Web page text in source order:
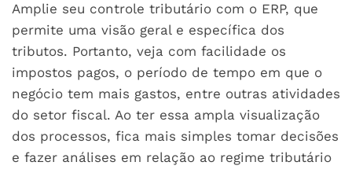
Amplie seu controle tributário com o ERP, que
permite uma visão geral e específica dos
tributos. Portanto, veja com facilidade os
impostos pagos, o período de tempo em que o
negócio tem mais gastos, entre outras atividades
do setor fiscal. Ao ter essa ampla visualização
dos processos, fica mais simples tomar decisões
e fazer análises em relação ao regime tributário